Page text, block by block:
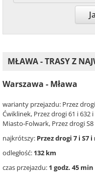
MŁAWA - TRASY Z
Warszawa - Mława
warianty przejazdu: Przez
Ćwiklinek, Przez drogi 61 i 632
Miasto-Folwark, Przez drogi
najkrótszy: Przez drogi 7 i
odległość: 132 km
czas przejazdu: 1 godz. 45 min